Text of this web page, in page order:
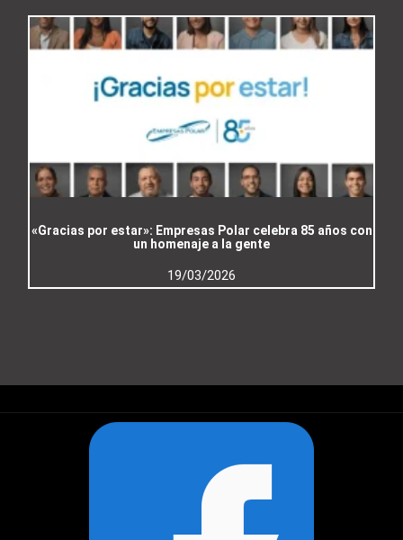
«Gracias por estar»: Empresas Polar celebra 85 años con
un homenaje a la gente
19/03/2026